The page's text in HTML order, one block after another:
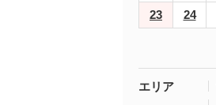
23
24
エリア